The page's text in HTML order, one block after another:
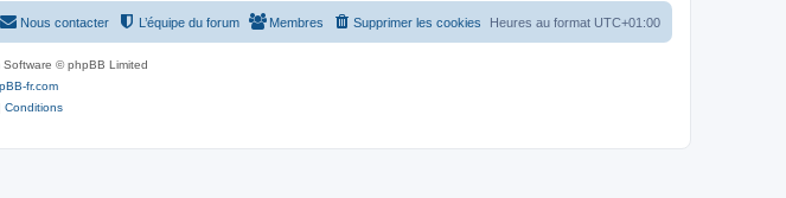
Heures au format UTC+01:00
Supprimer les cookies
Membres
L’équipe du forum
Nous contacter
Software © phpBB Limited
fr.com
Conditions